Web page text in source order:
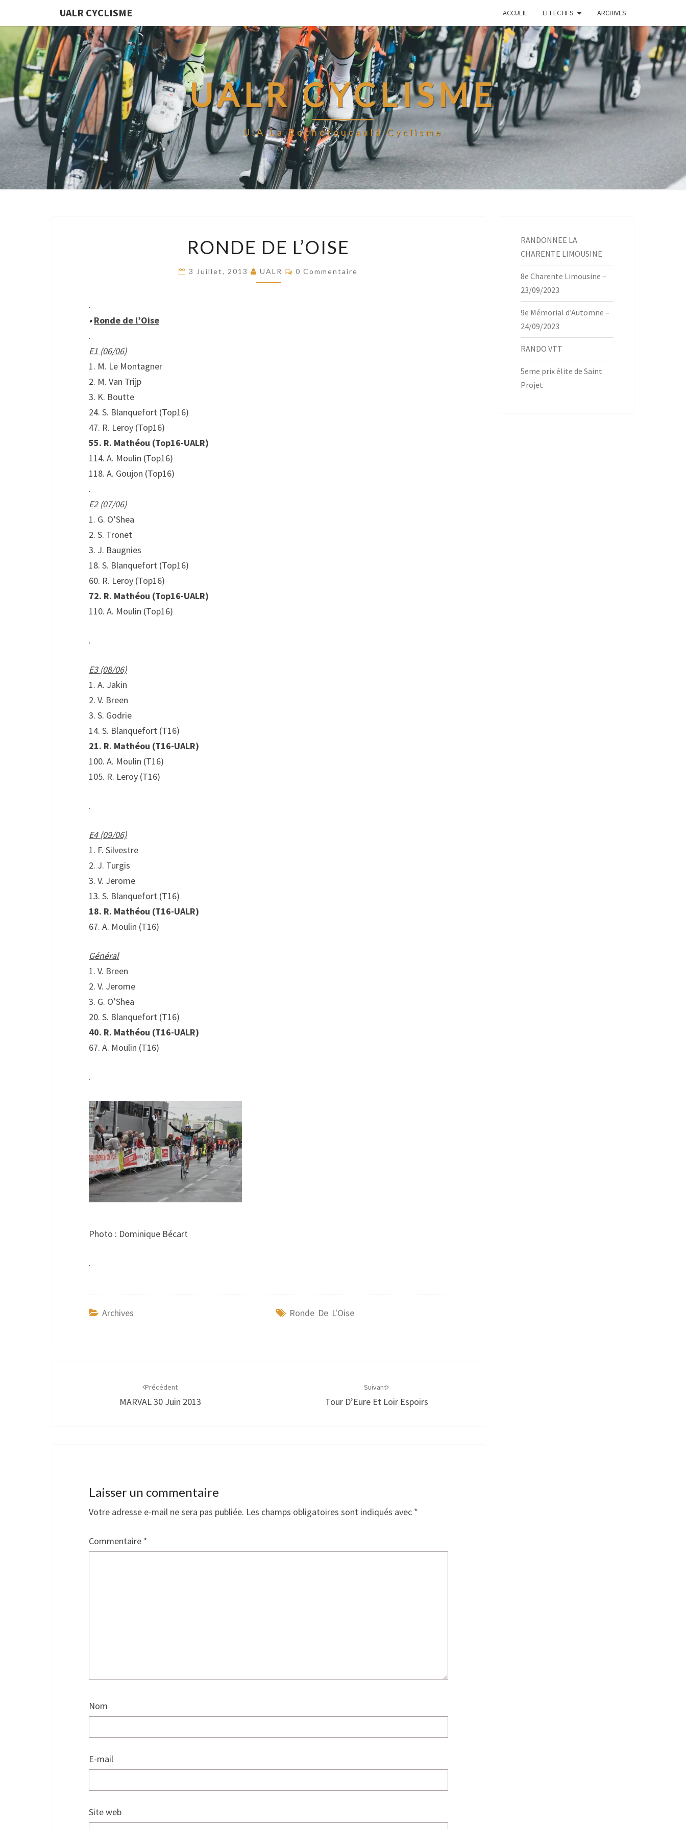
UALR CYCLISME ACCUEIL EFFECTIFS ARCHIVES
UALR CYCLISME
U.A La Rochefoucauld Cyclisme
DE
RONDE DE L’OISE
3 Juillet, 2013 UALR Commentaires
0 Commentaire
.
• Ronde de l’Oise
.
E1 (06/06)
1. M. Le Montagner
2. M. Van Trijp
3. K. Boutte
24. S. Blanquefort (Top16)
47. R. Leroy (Top16)
55. R. Mathéou (Top16-UALR)
114. A. Moulin (Top16)
118. A. Goujon (Top16)
.
E2 (07/06)
1. G. O’Shea
2. S. Tronet
3. J. Baugnies
18. S. Blanquefort (Top16)
60. R. Leroy (Top16)
72. R. Mathéou (Top16-UALR)
110. A. Moulin (Top16)
.
E3 (08/06)
1. A. Jakin
2. V. Breen
3. S. Godrie
14. S. Blanquefort (T16)
21. R. Mathéou (T16-UALR)
100. A. Moulin (T16)
105. R. Leroy (T16)
.
E4 (09/06)
1. F. Silvestre
2. J. Turgis
3. V. Jerome
13. S. Blanquefort (T16)
18. R. Mathéou (T16-UALR)
67. A. Moulin (T16)
Général
1. V. Breen
2. V. Jerome
3. G. O’Shea
20. S. Blanquefort (T16)
40. R. Mathéou (T16-UALR)
67. A. Moulin (T16)
.
Photo : Dominique Bécart
.
Archives Ronde De L'Oise
Précédent
MARVAL 30 Juin 2013
Suivant
Tour D’Eure Et Loir Espoirs
Laisser un commentaire
Votre adresse e-mail ne sera pas publiée. Les champs obligatoires sont indiqués avec *
Commentaire *
Nom
E-mail
Site web
RANDONNEE LA
CHARENTE LIMOUSINE
8e Charente Limousine –
23/09/2023
9e Mémorial d’Automne –
24/09/2023
RANDO VTT
5eme prix élite de Saint
Projet